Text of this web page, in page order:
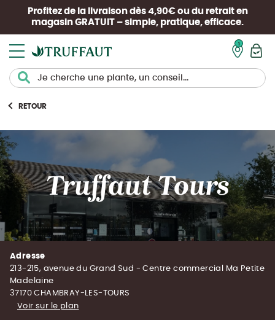
Profitez de la livraison dès 4,90€ ou du retrait en
magasin GRATUIT – simple, pratique, efficace.
RETOUR
Adresse
213-215, avenue du Grand Sud - Centre commercial Ma Petite
Madelaine
37170 CHAMBRAY-LES-TOURS
Voir sur le plan
Truffaut Tours